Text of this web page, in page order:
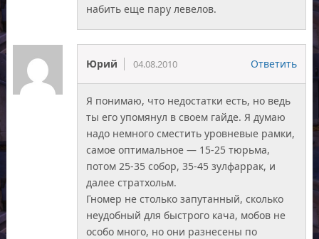
набить еще пару левелов.
Юрий 04.08.2010 Ответить
Я понимаю, что недостатки есть, но ведь
ты его упомянул в своем гайде. Я думаю
надо немного сместить уровневые рамки,
самое оптимальное — 15-25 тюрьма,
потом 25-35 собор, 35-45 зулфаррак, и
далее стратхольм.
Гномер не столько запутанный, сколько
неудобный для быстрого кача, мобов не
особо много, но они разнесены по